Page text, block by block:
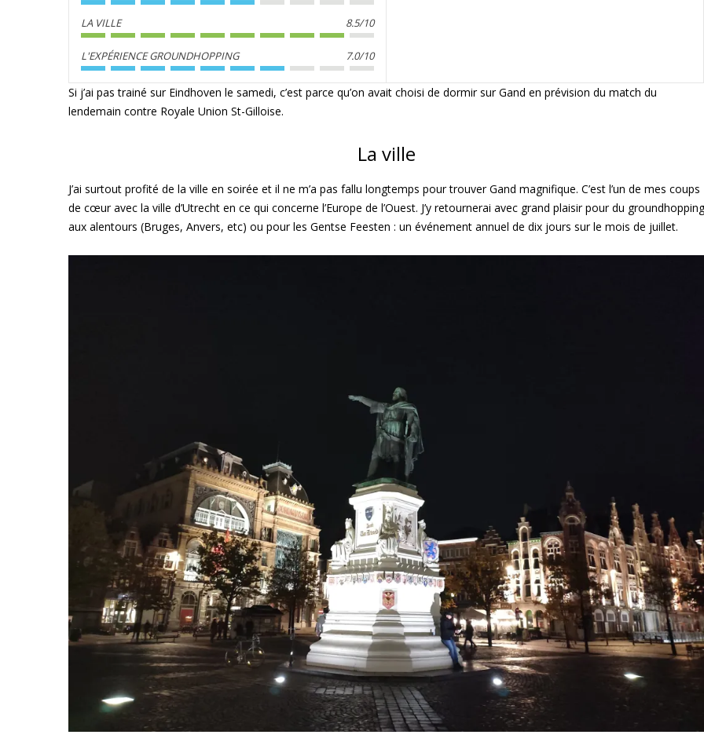
LA VILLE 8.5/10
L'EXPÉRIENCE GROUNDHOPPING 7.0/10
Si j’ai pas trainé sur Eindhoven le samedi, c’est parce qu’on avait choisi de dormir sur Gand en prévision du match du
lendemain contre Royale Union St-Gilloise.
La ville
J’ai surtout profité de la ville en soirée et il ne m’a pas fallu longtemps pour trouver Gand magnifique. C’est l’un de mes coups
de cœur avec la ville d’Utrecht en ce qui concerne l’Europe de l’Ouest. J’y retournerai avec grand plaisir pour du groundhopping
aux alentours (Bruges, Anvers, etc) ou pour les Gentse Feesten : un événement annuel de dix jours sur le mois de juillet.